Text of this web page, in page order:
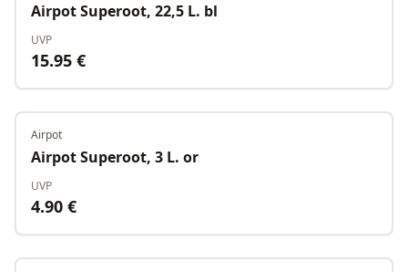
Airpot Superoot, 22,5 L. bl
UVP
15.95 €
Airpot
Airpot Superoot, 3 L. or
UVP
4.90 €